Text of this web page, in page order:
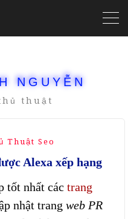
NGUYỄN
thuật
Thuật Seo
Alexa xếp hạng
tốt nhất các trang
nhật trang web PR